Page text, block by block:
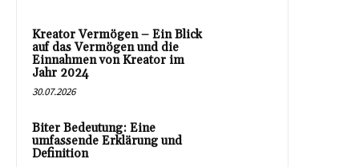
Kreator Vermögen – Ein Blick
auf das Vermögen und die
Einnahmen von Kreator im
Jahr 2024
30.07.2026
Biter Bedeutung: Eine
umfassende Erklärung und
Definition